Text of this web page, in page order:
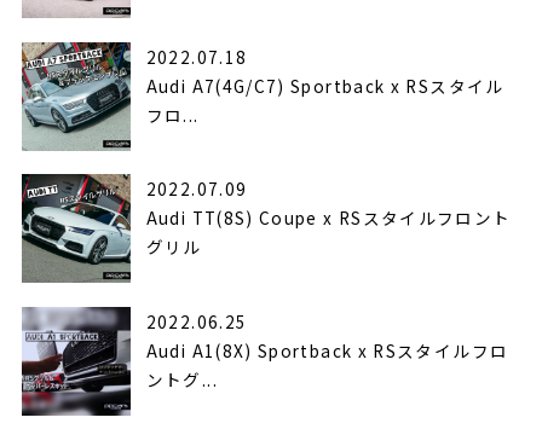
2022.07.18
Audi A7(4G/C7) Sportback x RSスタイル
フロ...
2022.07.09
Audi TT(8S) Coupe x RSスタイルフロント
グリル
2022.06.25
Audi A1(8X) Sportback x RSスタイルフロ
ントグ...